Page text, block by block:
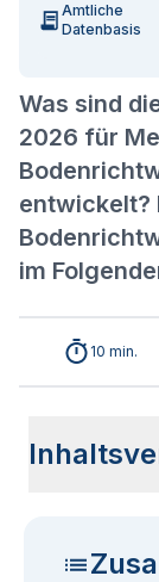
Was sind
2026 für
entwickelt?
im
Amtliche
Datenbasis
10 min.